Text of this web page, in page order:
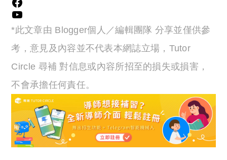
Facebook
YouTube
*此文章由 Blogger個人／編輯團隊 分享並僅供參
考，意見及內容並不代表本網誌立場，Tutor
Circle 尋補 對信息或內容所招至的損失或損害，
不會承擔任何責任。